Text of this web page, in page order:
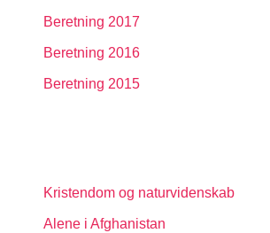
Beretning 2017
Beretning 2016
Beretning 2015
Kristendom og naturvidenskab
Alene i Afghanistan